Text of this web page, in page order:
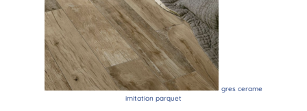
gres cerame
imitation parquet